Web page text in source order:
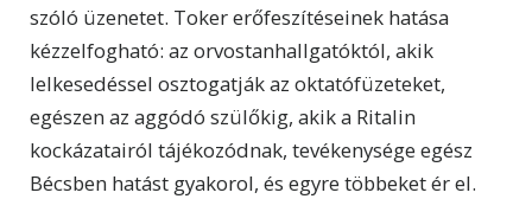
szóló üzenetet. Toker erőfeszítéseinek hatása
kézzelfogható: az orvostanhallgatóktól, akik
lelkesedéssel osztogatják az oktatófüzeteket,
egészen az aggódó szülőkig, akik a Ritalin
kockázatairól tájékozódnak, tevékenysége egész
Bécsben hatást gyakorol, és egyre többeket ér el.